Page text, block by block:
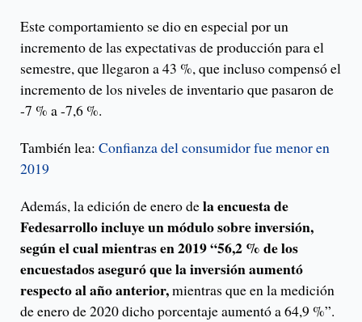
Este comportamiento se dio en especial por un
incremento de las expectativas de producción para el
semestre, que llegaron a 43 %, que incluso compensó el
incremento de los niveles de inventario que pasaron de
-7 % a -7,6 %.
También lea: Confianza del consumidor fue menor en
2019
Además, la edición de enero dela encuesta de
Fedesarrollo incluye un módulo sobre inversión,
según el cual mientras en 2019 “56,2 % de los
encuestados aseguró que la inversión aumentó
respecto al año anterior,mientras que en la medición
de enero de 2020 dicho porcentaje aumentó a 64,9 %”.